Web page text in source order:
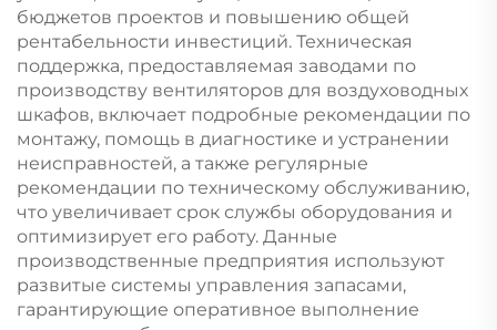
бюджетов проектов и повышению общей
рентабельности инвестиций. Техническая
поддержка, предоставляемая заводами по
производству вентиляторов для воздуховодных
шкафов, включает подробные рекомендации по
монтажу, помощь в диагностике и устранении
неисправностей, а также регулярные
рекомендации по техническому обслуживанию,
что увеличивает срок службы оборудования и
оптимизирует его работу. Данные
производственные предприятия используют
развитые системы управления запасами,
гарантирующие оперативное выполнение